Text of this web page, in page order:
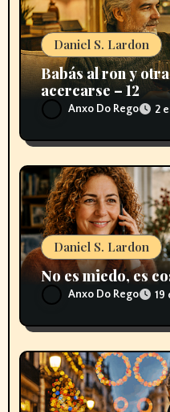
n
a
d
Daniel S. Lardon
Babás al ron y
acercarse – 12
Anxo Do Rego 2
Daniel S. Lardon
No es miedo, es
Anxo Do Rego 19